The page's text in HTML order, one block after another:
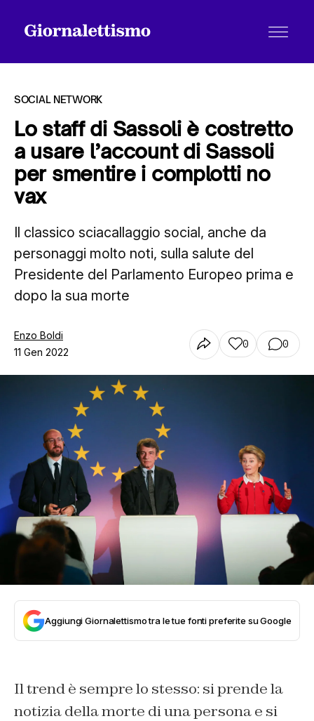
Tutti gli articoli
Contatti
SOCIAL NETWORK
Lo staff di Sassoli è costretto
a usare l’account di Sassoli
per smentire i complotti no
vax
Il classico sciacallaggio social, anche da
personaggi molto noti, sulla salute del
Presidente del Parlamento Europeo prima e
dopo la sua morte
Enzo Boldi
11 Gen 2022
0 0
Aggiungi Giornalettismo tra le tue fonti preferite su Google
Il trend è sempre lo stesso: si prende la
notizia della morte di una persona e si